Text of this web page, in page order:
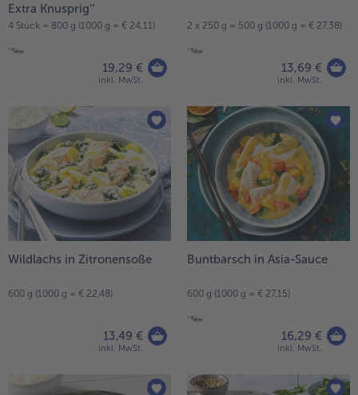
Extra Knusprig‘‘
4 Stück = 800 g (1000 g = € 24,11)
19,29 €
inkl. MwSt.
2 x 250 g = 500 g (1000 g = € 27,38)
13,69 €
inkl. MwSt.
Wildlachs in Zitronensoße
600 g (1000 g = € 22,48)
13,49 €
inkl. MwSt.
Buntbarsch in Asia-Sauce
600 g (1000 g = € 27,15)
16,29 €
inkl. MwSt.